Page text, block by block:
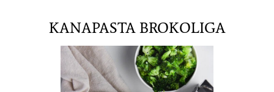
KANAPASTA BROKOLIGA